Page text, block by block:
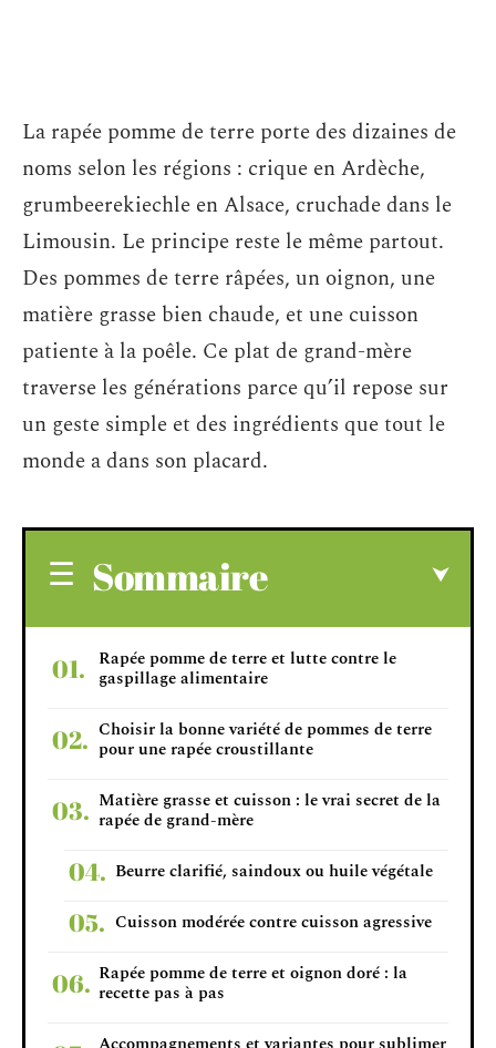
La rapée pomme de terre porte des dizaines de
noms selon les régions : crique en Ardèche,
grumbeerekiechle en Alsace, cruchade dans le
Limousin. Le principe reste le même partout.
Des pommes de terre râpées, un oignon, une
matière grasse bien chaude, et une cuisson
patiente à la poêle. Ce plat de grand-mère
traverse les générations parce qu’il repose sur
un geste simple et des ingrédients que tout le
monde a dans son placard.
Sommaire
Rapée pomme de terre et lutte contre le
gaspillage alimentaire
Choisir la bonne variété de pommes de terre
pour une rapée croustillante
Matière grasse et cuisson : le vrai secret de la
rapée de grand-mère
Beurre clarifié, saindoux ou huile végétale
Cuisson modérée contre cuisson agressive
Rapée pomme de terre et oignon doré : la
recette pas à pas